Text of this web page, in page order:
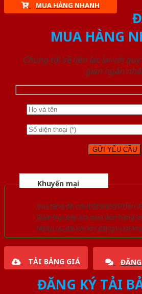
MUA HÀNG NHANH
MUA HÀNG
Chúng tôi sẽ liên lạc lại với
gian ngắn
Khuyến mại
Quà tặng đồ nội thất trang trí lên
Giảm trực tiếp khi mua đơn hàng
Nhiều ưu đãi lớn khi đăng ký tài
TẢI BẢNG GIÁ
ĐĂNG KÝ TẢI